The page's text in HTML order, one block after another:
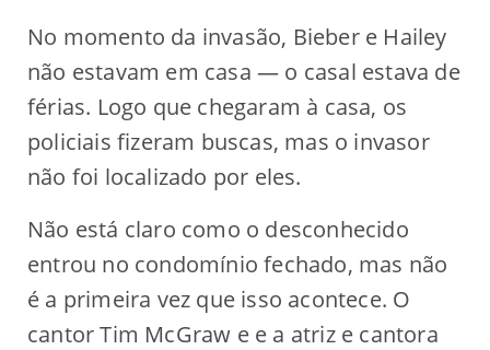
No momento da invasão, Bieber e Hailey
não estavam em casa — o casal estava de
férias. Logo que chegaram à casa, os
policiais fizeram buscas, mas o invasor
não foi localizado por eles.
Não está claro como o desconhecido
entrou no condomínio fechado, mas não
é a primeira vez que isso acontece. O
cantor Tim McGraw e e a atriz e cantora